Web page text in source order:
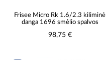
Frisee Micro Rk 1.6/2.3 kiliminė
danga 1696 smėlio spalvos
98,75 €